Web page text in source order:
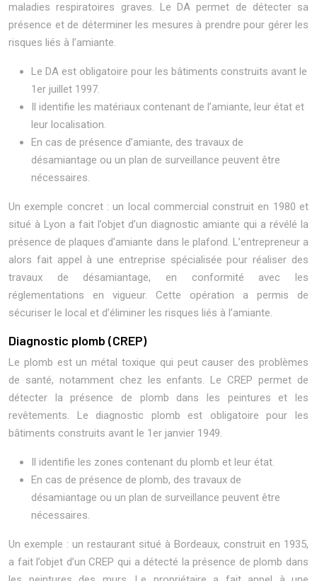
maladies respiratoires graves. Le DA permet de détecter sa
présence et de déterminer les mesures à prendre pour gérer les
risques liés à l’amiante.
Le DA est obligatoire pour les bâtiments construits avant le
1er juillet 1997.
Il identifie les matériaux contenant de l’amiante, leur état et
leur localisation.
En cas de présence d’amiante, des travaux de
désamiantage ou un plan de surveillance peuvent être
nécessaires.
Un exemple concret : un local commercial construit en 1980 et
situé à Lyon a fait l’objet d’un diagnostic amiante qui a révélé la
présence de plaques d’amiante dans le plafond. L’entrepreneur a
alors fait appel à une entreprise spécialisée pour réaliser des
travaux de désamiantage, en conformité avec les
réglementations en vigueur. Cette opération a permis de
sécuriser le local et d’éliminer les risques liés à l’amiante.
Diagnostic plomb (CREP)
Le plomb est un métal toxique qui peut causer des problèmes
de santé, notamment chez les enfants. Le CREP permet de
détecter la présence de plomb dans les peintures et les
revêtements. Le diagnostic plomb est obligatoire pour les
bâtiments construits avant le 1er janvier 1949.
Il identifie les zones contenant du plomb et leur état.
En cas de présence de plomb, des travaux de
désamiantage ou un plan de surveillance peuvent être
nécessaires.
Un exemple : un restaurant situé à Bordeaux, construit en 1935,
a fait l’objet d’un CREP qui a détecté la présence de plomb dans